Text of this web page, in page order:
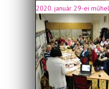
2020. január 29-ei